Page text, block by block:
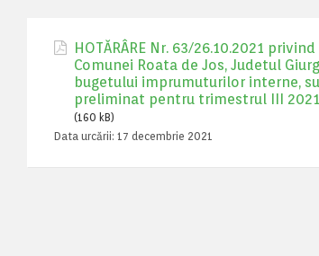
HOTĂRÂRE Nr. 63/26.10.2021
Comunei Roata de Jos, Judetul
bugetului imprumuturilor interne,
preliminat pentru trimestrul III
(160 kB)
Data urcării: 17 decembrie 2021